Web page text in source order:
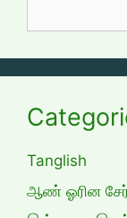
Tanglish
ஆண் ஓரின